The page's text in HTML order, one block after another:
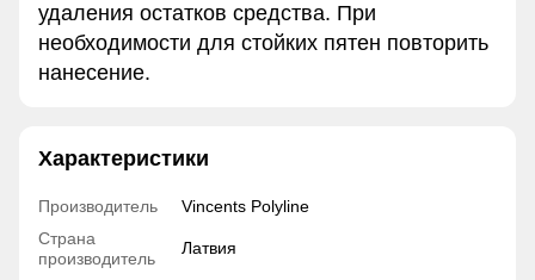
удаления остатков средства. При
необходимости для стойких пятен повторить
нанесение.
Характеристики
Производитель
Vincents Polyline
Страна
производитель
Латвия